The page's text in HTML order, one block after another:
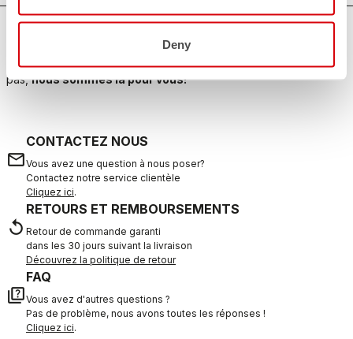
Deny
AVEZ-VOUS BESOIN D'AIDE ?
Si vous avez des doutes ou besoin d'aide, ne vous inquiétez
pas,nous sommes là pour vous!
email
CONTACTEZ NOUS
Vous avez une question à nous poser?
Contactez notre service clientèle
Cliquez ici.
replay
RETOURS ET REMBOURSEMENTS
Retour de commande garanti
dans les 30 jours suivant la livraison
Découvrez la politique de retour
quiz
FAQ
Vous avez d'autres questions ?
Pas de problème, nous avons toutes les réponses !
Cliquez ici.